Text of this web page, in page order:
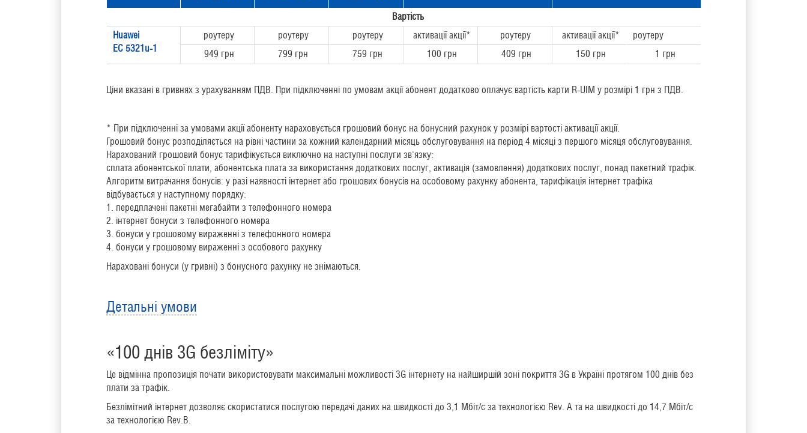
Вартість
Huawei
EC 5321u-1
роутеру роутеру роутеру активації акції* роутеру активації акції*
роутеру
949 грн
799 грн 759 грн 100 грн 409 грн 150 грн 1 грн
Ціни вказані в гривнях з урахуванням ПДВ. При підключенні по умовам акції абонент додатково оплачує вартість карти R-UIM у розмірі 1 грн з ПДВ.
* При підключенні за умовами акції абоненту нараховується грошовий бонус на бонусний рахунок у розмірі вартості активації акції.
Грошовий бонус розподіляється на рівні частини за кожний календарний місяць обслуговування на період 4 місяці з першого місяця обслуговування.
Нарахований грошовий бонус тарифікується виключно на наступні послуги зв'язку:
сплата абонентської плати, абонентська плата за використання додаткових послуг, активація (замовлення) додаткових послуг, понад пакетний трафік.
Алгоритм витрачання бонусів: у разі наявності інтернет або грошових бонусів на особовому рахунку абонента, тарифікація інтернет трафіка
відбувається у наступному порядку:
1. передплачені пакетні мегабайти з телефонного номера
2. інтернет бонуси з телефонного номера
3. бонуси у грошовому вираженні з телефонного номера
4. бонуси у грошовому вираженні з особового рахунку
Нараховані бонуси (у гривні) з бонусного рахунку не знімаються.
Детальні умови
«100 днів 3G безліміту»
Це відмінна пропозиція почати використовувати максимальні можливості 3G інтернету на найширшій зоні покриття 3G в Україні протягом 100 днів без
плати за трафік.
Безлімітний інтернет дозволяє скористатися послугою передачі даних на швидкості до 3,1 Мбіт/с за технологією Rev. А та на швидкості до 14,7 Мбіт/с
за технологією Rev.B.